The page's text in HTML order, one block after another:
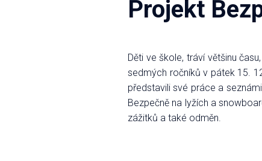
Projekt
Děti ve škole, tráví většinu
sedmých ročníků v pátek 15.
představili své práce a
Bezpečně na lyžích a
zážitků a také odměn.